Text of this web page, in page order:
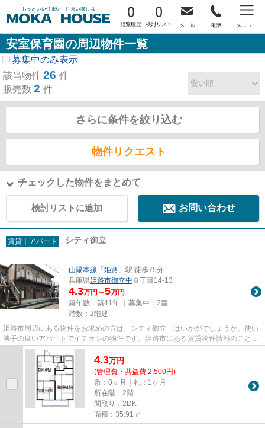
0 0
安室保育園の周辺物件一覧
募集中のみ表示
該当物件 26 件
販売数 2 件
さらに条件を絞り込む
物件リクエスト
チェックした物件をまとめて
検討リストに追加 お問い合わせ
賃貸｜アパート シティ御立
山陽本線 「姫路 」駅 徒歩75分
兵庫県姫路市御立中 ８丁目14-13
4.3万円～5万円
築年数：築41年 ｜募集中： 2室
階数：2階建
姫路市周辺にある物件をお求めの方は「シティ御立」はいかがでしょうか。使い
勝手の良いアパートでイチオシの物件です。姫路市にある賃貸物件情報のことな
ら、お気軽に当社にお任せ下...
4.3万円
(管理費・共益費 2,500円)
敷：0ヶ月｜礼：1ヶ月
所在階：2階
間取り：2DK
面積：35.91㎡